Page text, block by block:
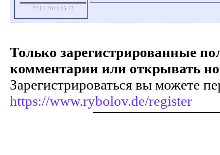
22.01.2011 15:13
Только зарегистрированные
комментарии или открывать
Зарегистрироваться вы можете
https://www.rybolov.de/register